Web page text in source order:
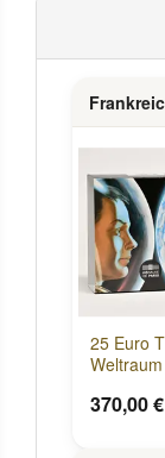
25 Euro
370,00 €